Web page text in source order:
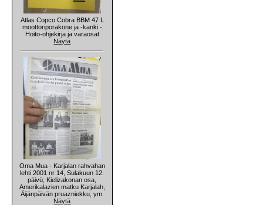
Atlas Copco Cobra BBM 47 L
moottoriporakone ja -kanki -
Hoito-ohjekirja ja varaosat
Näytä
Oma Mua - Karjalan rahvahan
lehti 2001 nr 14, Sulakuun 12.
päivü; Kielizakonan osa,
Amerikalazien matku Karjalah,
Äijänpäivän pruazniekku, ym.
Näytä